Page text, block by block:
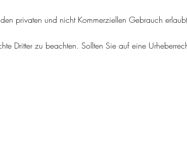
privaten und nicht Kommerziellen Gebrauch
Dritter zu beachten. Sollten Sie auf eine